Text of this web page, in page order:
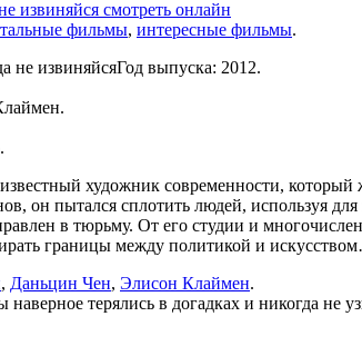
извиняйся смотреть онлайн
фильмы, интересные фильмы.
Год выпуска: 2012.
художник современности, который
он пытался сплотить людей, используя
в тюрьму. От его студии и
границы между политикой и
, Даньцин Чен, Элисон Клаймен.
наверное терялись в догадках и никогда не